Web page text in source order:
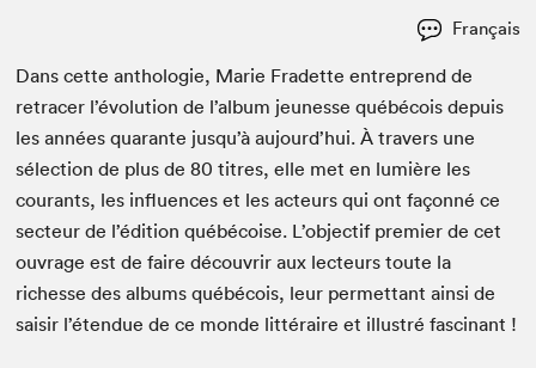
Français
Dans cette antholo­gie, Marie Fradette entre­prend de
retrac­er l’évolution de l’album jeunesse québé­cois depuis
les années quar­ante jusqu’à aujourd’hui. À tra­vers une
sélec­tion de plus de80 titres, elle met en lumière les
courants, les influ­ences et les acteurs qui ont façon­né ce
secteur de l’édition québé­coise. L’objectif pre­mier de cet
ouvrage est de faire décou­vrir aux lecteurs toute la
richesse des albums québé­cois, leur per­me­t­tant ain­si de
saisir l’étendue de ce monde lit­téraire et illus­tré fascinant !